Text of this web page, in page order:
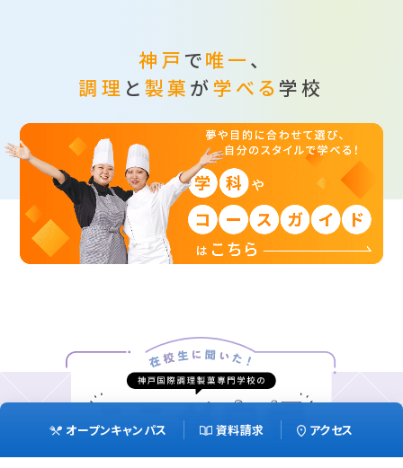
神戸 で唯一、
調理 と製菓 が学べる学校
オープンキャンパス 資料請求 アクセス